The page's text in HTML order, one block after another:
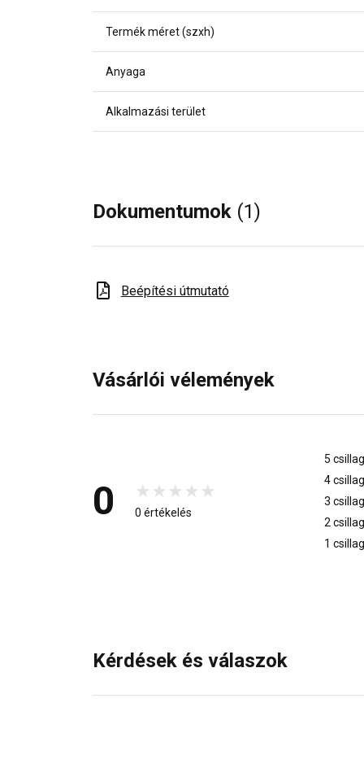
Termék méret (szxh)
Anyaga
Alkalmazási terület
Dokumentumok (1)
Beépítési útmutató
Vásárlói vélemények
0 0 értékelés
5 csillag
4 csillag
3 csillag
2 csillag
1 csillag
Kérdések és válaszok